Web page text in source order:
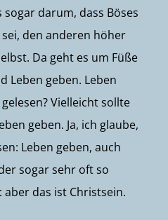
sogar darum, dass Böses
den anderen höher
Da geht es um Füße
Leben geben. Leben
Vielleicht sollte
geben. Ja, ich glaube,
Leben geben, auch
sogar sehr oft so
das ist Christsein.